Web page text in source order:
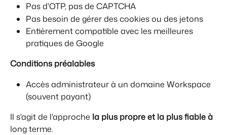
Pas d'OTP, pas de CAPTCHA
Pas besoin de gérer des cookies ou des jetons
Entièrement compatible avec les meilleures
pratiques de Google
Conditions préalables
Accès administrateur à un domaine Workspace
(souvent payant)
Il s'agit de l'approche la plus propre et la plus fiable à
long terme.